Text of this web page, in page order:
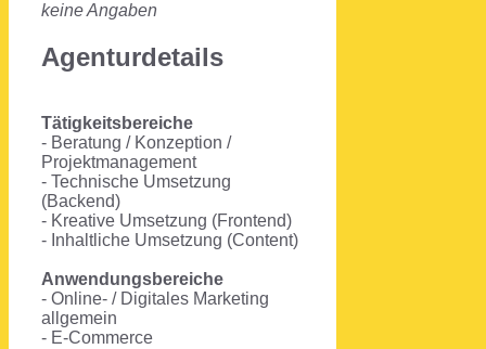
keine Angaben
Agenturdetails
Tätigkeitsbereiche
- Beratung / Konzeption /
Projektmanagement
- Technische Umsetzung
(Backend)
- Kreative Umsetzung (Frontend)
- Inhaltliche Umsetzung (Content)
Anwendungsbereiche
- Online- / Digitales Marketing
allgemein
- E-Commerce